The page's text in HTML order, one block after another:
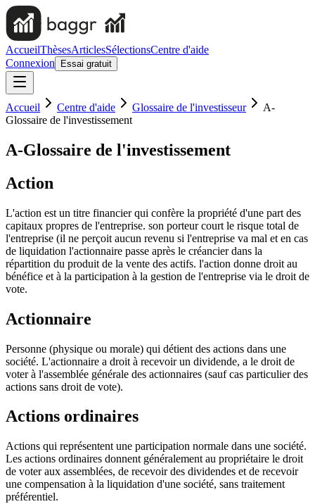
AccueilThèsesArticlesSélectionsCentre d'aide
Connexion
Essai gratuit
Accueil Centre d'aide Glossaire de l'investisseur
A-
Glossaire de l'investissement
A-Glossaire de l'investissement
Action
L'action est un titre financier qui confère la propriété d'une part des
capitaux propres de l'entreprise. son porteur court le risque total de
l'entreprise (il ne perçoit aucun revenu si l'entreprise va mal et en cas
de liquidation l'actionnaire passe après le créancier dans la
répartition du produit de la vente des actifs. l'action donne droit au
bénéfice et à la participation à la gestion de l'entreprise via le droit de
vote.
Actionnaire
Personne (physique ou morale) qui détient des actions dans une
société. L'actionnaire a droit à recevoir un dividende, a le droit de
voter à l'assemblée générale des actionnaires (sauf cas particulier des
actions sans droit de vote).
Actions ordinaires
Actions qui représentent une participation normale dans une société.
Les actions ordinaires donnent généralement au propriétaire le droit
de voter aux assemblées, de recevoir des dividendes et de recevoir
une compensation à la liquidation d'une société, sans traitement
préférentiel.